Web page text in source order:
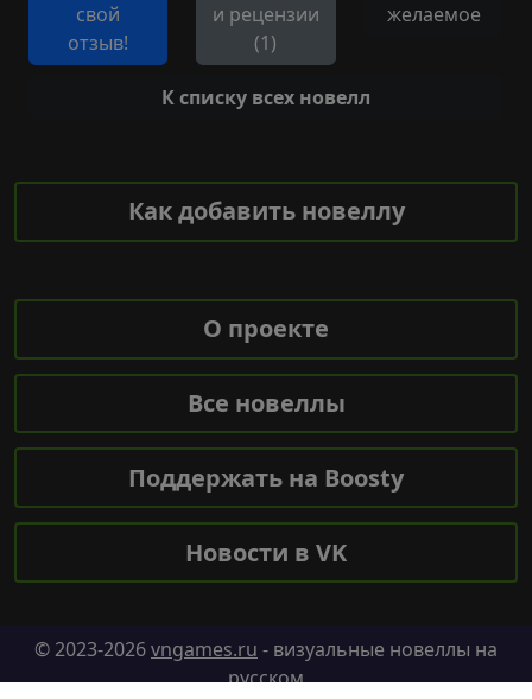
свой
отзыв!
и рецензии
(1)
желаемое
К списку всех новелл
Как добавить новеллу
О проекте
Все новеллы
Поддержать на Boosty
Новости в VK
© 2023-2026vngames.ru - визуальные новеллы на
русском